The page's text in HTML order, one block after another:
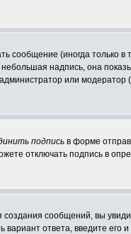
сообщение (иногда только в
надпись, она
или модератор
подпись в форме
отключать подпись в
создания сообщений, вы
ответа, введите его